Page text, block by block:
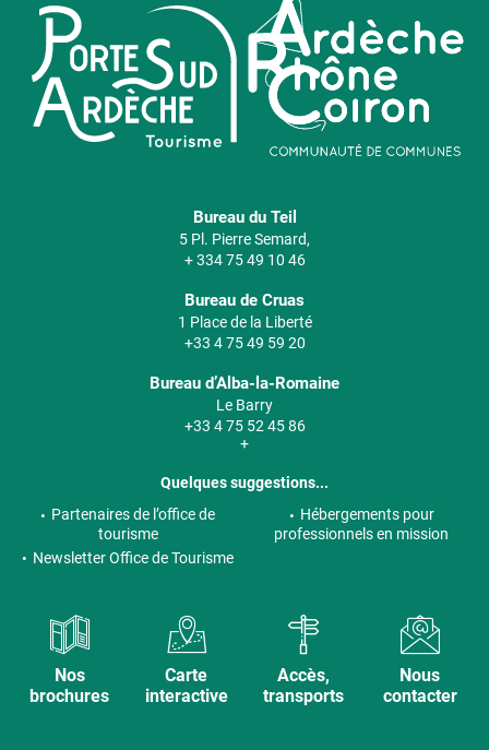
Bureau du Teil
5 Pl. Pierre Semard,
+ 334 75 49 10 46
Bureau de Cruas
1 Place de la Liberté
+33 4 75 49 59 20
Bureau d’Alba-la-Romaine
Le Barry
+33 4 75 52 45 86
+
Quelques suggestions...
Partenaires de l’office de
tourisme
Hébergements pour
professionnels en mission
Newsletter Office de Tourisme
Nos
brochures
Carte
interactive
Accès,
transports
Nous
contacter